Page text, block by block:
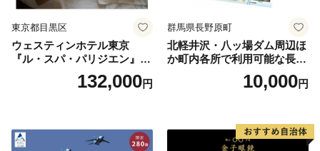
東京都目黒区
ウェスティンホテル東京
『ル・スパ・パリジエン』選
べるボディセラピー90分/1名
132,000円
群馬県長野原町
北軽井沢・八ッ場ダム周辺ほ
か町内各所で利用可能な長野
原町ふるさと感謝券（3,000
円分）【トラベル 観光 旅行
10,000円